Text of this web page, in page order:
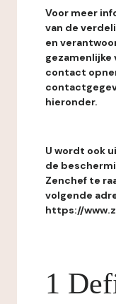
Voor meer
van de
en
contact
hieronder.
U wordt ook
de
Zenchef te
volgende
https://
1